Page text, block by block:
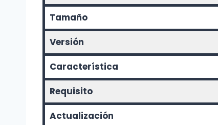
Tamaño
Versión
Característica
Requisito
Actualización